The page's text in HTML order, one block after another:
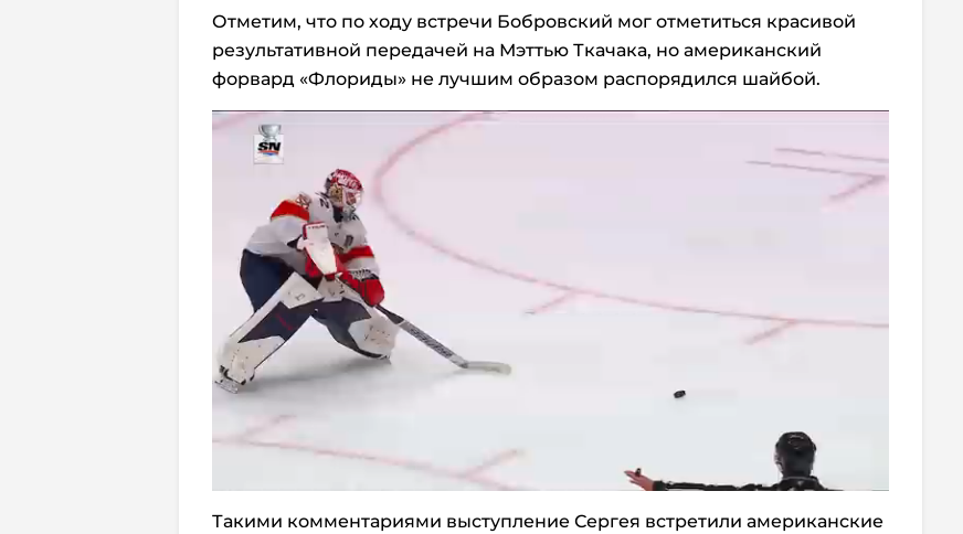
Отметим, что по ходу встречи Бобровский мог отметиться красивой
результативной передачей на Мэттью Ткачака, но американский
форвард «Флориды» не лучшим образом распорядился шайбой.
Такими комментариями выступление Сергея встретили американские